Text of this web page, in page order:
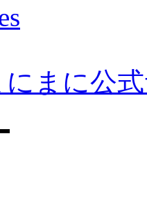
まに公